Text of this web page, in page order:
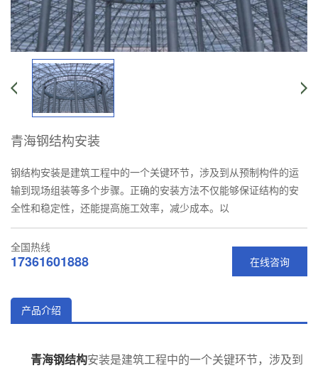
青海钢结构安装
钢结构安装是建筑工程中的一个关键环节，涉及到从预制构件的运
输到现场组装等多个步骤。正确的安装方法不仅能够保证结构的安
全性和稳定性，还能提高施工效率，减少成本。以
在线咨询
全国热线
17361601888
产品介绍
青海钢结构安装是建筑工程中的一个关键环节，涉及到